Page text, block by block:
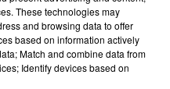
These technologies may
and browsing data to offer
based on information actively
Match and combine data from
Identify devices based on